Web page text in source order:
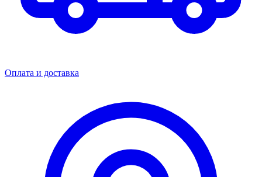
Оплата и доставка